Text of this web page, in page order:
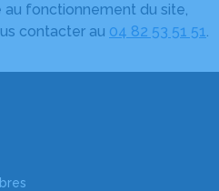
fonctionnement du site,
contacter au 04 82 53 51 51.